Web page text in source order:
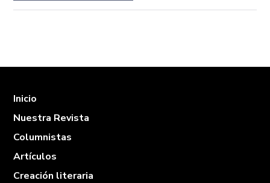
Inicio
Nuestra Revista
Columnistas
Artículos
Creación literaria